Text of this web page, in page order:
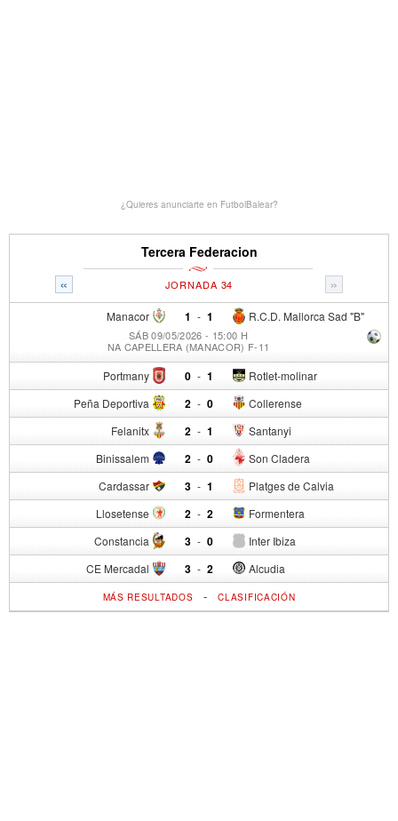
¿Quieres anunciarte en FutbolBalear?
Tercera Federacion
« »
JORNADA 34
Manacor 1 - R.C.D. Mallorca Sad "B"
1
SÁB 09/05/2026 - 15:00 H
NA CAPELLERA (MANACOR) F-11
Portmany 0 - Rotlet-molinar
1
Peña Deportiva 2 - Collerense
0
Felanitx 2 - Santanyi
1
Binissalem 2 - Son Cladera
0
Cardassar 3 - Platges de Calvia
1
Llosetense 2 - Formentera
2
Constancia 3 - Inter Ibiza
0
CE Mercadal 3 - Alcudia
2
MÁS RESULTADOS -CLASIFICACIÓN